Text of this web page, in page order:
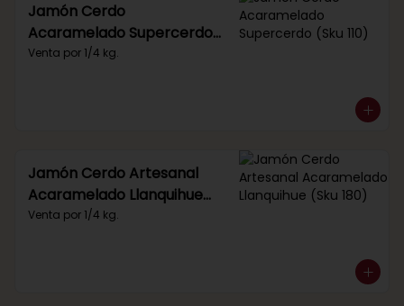
Jamón Cerdo
Acaramelado Supercerdo
(Sku 110)
Venta por 1/4 kg.
Jamón Cerdo Artesanal
Acaramelado Llanquihue
(Sku 180)
Venta por 1/4 kg.